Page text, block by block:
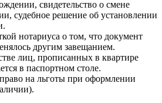
свидетельство о смене
судебное решение об установлении
нотариуса о том, что документ
другим завещанием.
лиц, прописанных в квартире
в паспортном столе.
на льготы при оформлении